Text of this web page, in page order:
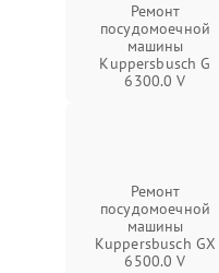
Ремонт
посудомоечной
машины
Kuppersbusch G
6300.0 V
Ремонт
посудомоечной
машины
Kuppersbusch GX
6500.0 V